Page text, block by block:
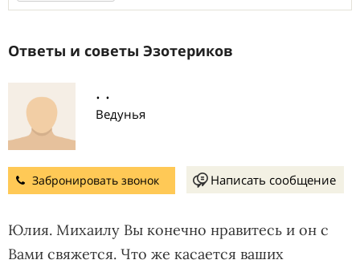
Ответы и советы Эзотериков
. .
Ведунья
Забронировать звонок Написать сообщение
Юлия. Михаилу Вы конечно нравитесь и он с
Вами свяжется. Что же касается ваших